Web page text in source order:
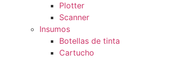
Plotter
Scanner
Insumos
Botellas de tinta
Cartucho